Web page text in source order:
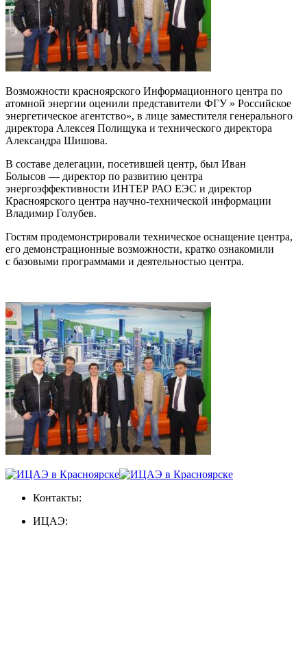
Возможности красноярского Информационного центра по
атомной энергии оценили представители ФГУ » Российское
энергетическое агентство», в лице заместителя генерального
директора Алексея Полищука и технического директора
Александра Шишова.
В составе делегации, посетившей центр, был Иван
Болысов — директор по развитию центра
энергоэффективности ИНТЕР РАО ЕЭС и директор
Красноярского центра научно-технической информации
Владимир Голубев.
Гостям продемонстрировали техническое оснащение центра,
его демонстрационные возможности, кратко ознакомили
с базовыми программами и деятельностью центра.
Контакты:
ИЦАЭ: